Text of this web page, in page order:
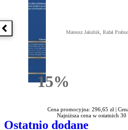
Poprzednia książka
15%Rabatu
Mateusz Jakubik, Rafał
Cena promocyjna: 296,65 zł |
Najniższa cena w ostatnich
Ostatnio dodane